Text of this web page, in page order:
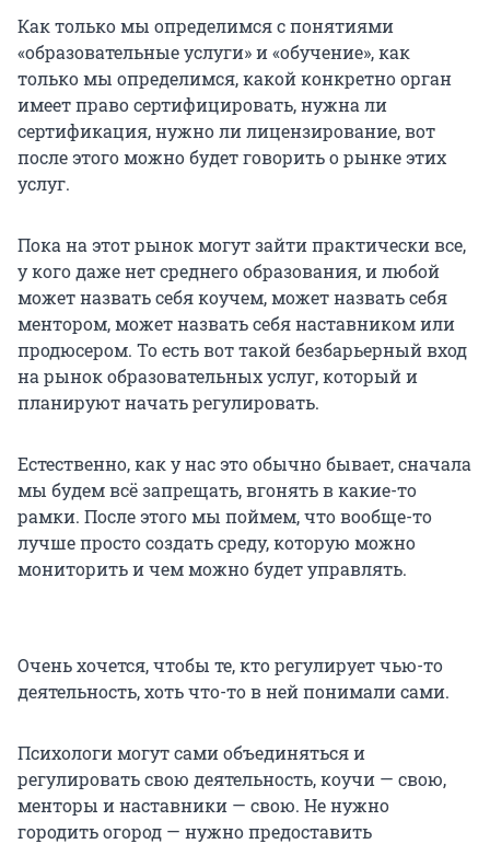
Как только мы определимся с понятиями
«образовательные услуги» и «обучение», как
только мы определимся, какой конкретно орган
имеет право сертифицировать, нужна ли
сертификация, нужно ли лицензирование, вот
после этого можно будет говорить о рынке этих
услуг.
Пока на этот рынок могут зайти практически все,
у кого даже нет среднего образования, и любой
может назвать себя коучем, может назвать себя
ментором, может назвать себя наставником или
продюсером. То есть вот такой безбарьерный вход
на рынок образовательных услуг, который и
планируют начать регулировать.
Естественно, как у нас это обычно бывает, сначала
мы будем всё запрещать, вгонять в какие-то
рамки. После этого мы поймем, что вообще-то
лучше просто создать среду, которую можно
мониторить и чем можно будет управлять.
Очень хочется, чтобы те, кто регулирует чью-то
деятельность, хоть что-то в ней понимали сами.
Психологи могут сами объединяться и
регулировать свою деятельность, коучи — свою,
менторы и наставники — свою. Не нужно
городить огород — нужно предоставить